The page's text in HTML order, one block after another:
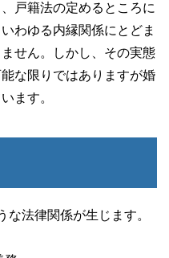
戸籍法の定めるところに
わゆる内縁関係にとどま
せん。しかし、その実態
な限りではありますが婚
ます。
法律関係が生じます。